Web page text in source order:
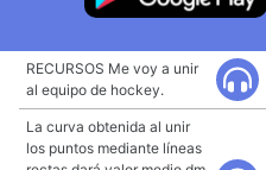
RECURSOS Me voy a unir
al equipo de hockey.
La curva obtenida al unir
los puntos mediante líneas